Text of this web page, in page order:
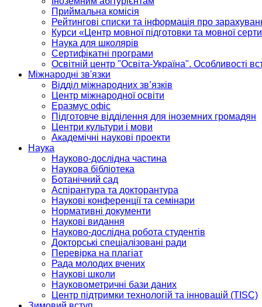
Приймальна комісія
Рейтингові списки та інформація про
Курси «Центр мовної підготовки та мовної
Наука для школярів
Сертифікатні програми
Освітній центр "Освіта-Україна". Особливості
Міжнародні зв'язки
Відділ міжнародних зв’язків
Центр міжнародної освіти
Еразмус офіс
Підготовче відділення для іноземних громадян
Центри культури і мови
Академічні наукові проекти
Наука
Науково-дослідна частина
Наукова бібліотека
Ботанічний сад
Аспірантура та докторантура
Наукові конференції та семінари
Нормативні документи
Наукові видання
Науково-дослідна робота студентів
Докторські спеціалізовані ради
Перевірка на плагіат
Рада молодих вчених
Наукові школи
Науковометричні бази даних
Центр підтримки технологій та інновацій (TISC)